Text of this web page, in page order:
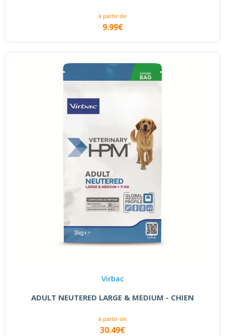
à partir de
9.99€
Virbac
ADULT NEUTERED LARGE & MEDIUM - CHIEN
à partir de
30.49€